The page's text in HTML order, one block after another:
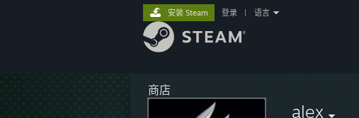
商店
安装 Steam 登录 语言
󠀡󠀡󠀡alex󠀡